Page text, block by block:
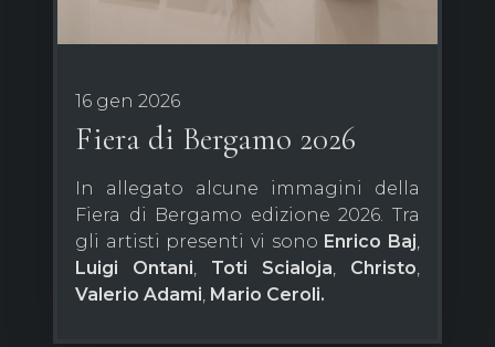
16 gen 2026
Fiera di Bergamo 2026
In allegato alcune immagini della
Fiera di Bergamo edizione 2026. Tra
gli artisti presenti vi sono Enrico Baj,
Luigi Ontani, Toti Scialoja, Christo,
Valerio Adami, Mario Ceroli.